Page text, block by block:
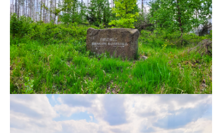
Show larger version